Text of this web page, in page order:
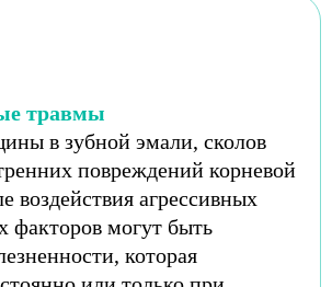
травмы
в зубной эмали, сколов
повреждений корневой
воздействия агрессивных
факторов могут быть
которая